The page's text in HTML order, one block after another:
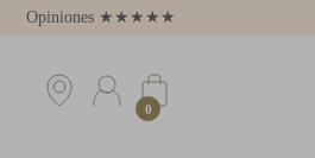
Opiniones ★ ★ ★ ★ ★
0